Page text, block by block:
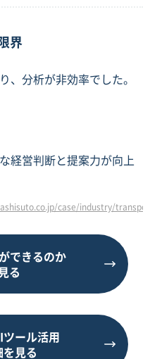
界
、分析が非効率でした。
経営判断と提案力が向上
case/industry/
できるのか
る
ール活用
見る